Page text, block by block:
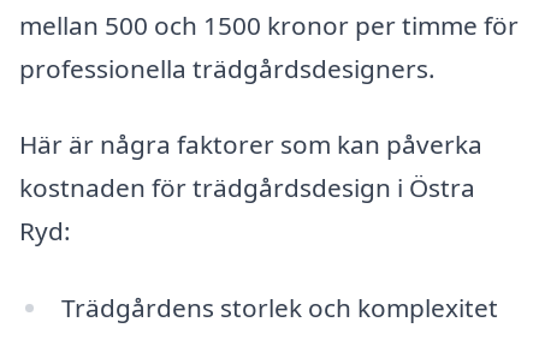
mellan 500 och 1500 kronor per timme för
professionella trädgårdsdesigners.
Här är några faktorer som kan påverka
kostnaden för trädgårdsdesign i Östra
Ryd:
Trädgårdens storlek och komplexitet